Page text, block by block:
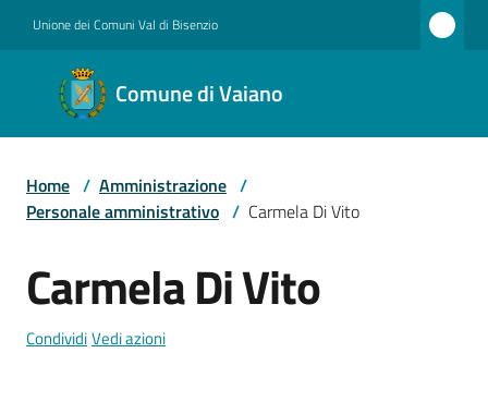
Unione dei Comuni Val di Bisenzio
Comune di Vaiano
Comune
di
Vaiano
Home / Amministrazione /
Personale amministrativo / Carmela Di Vito
Salta al contenuto
Carmela Di Vito
CondividiVedi azioni